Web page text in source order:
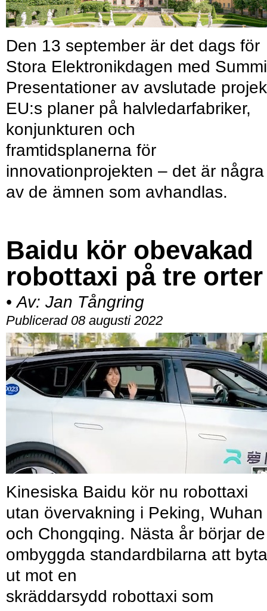
Den 13 september är det dags för
Stora Elektronikdagen med
Presentationer av avslutade
EU:s planer på halvledarfabriker,
konjunkturen och
framtidsplanerna för
innovationprojekten – det är några
av de ämnen som avhandlas.
Baidu kör obevakad
robottaxi på tre orter
• Av: Jan Tångring
Publicerad 08 augusti 2022
Kinesiska Baidu kör nu robottaxi
utan övervakning i Peking, Wuhan
och Chongqing. Nästa år börjar de
ombyggda standardbilarna att
ut mot en
skräddarsydd robottaxi som